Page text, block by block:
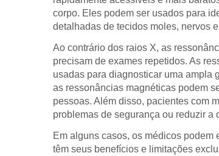
corpo. Eles podem ser usados para
detalhadas de tecidos moles, nervos
Ao contrário dos raios X, as
precisam de exames repetidos. As
usadas para diagnosticar uma ampla
as ressonâncias magnéticas podem
pessoas. Além disso, pacientes com
problemas de segurança ou reduzir a
Em alguns casos, os médicos
têm seus benefícios e limitações